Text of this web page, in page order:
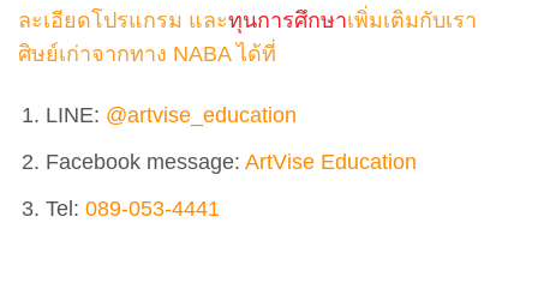
ละเอียดโปรแกรม และทุนการศึกษาเพิ่มเติมกับเรา
ศิษย์เก่าจากทาง NABA ได้ที่
LINE: @artvise_education
Facebook message:ArtVise Education
Tel:089-053-4441